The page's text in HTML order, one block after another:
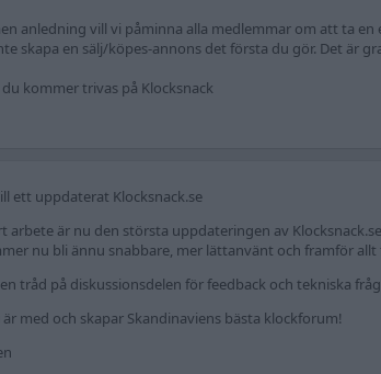
anledning vill vi påminna alla medlemmar om att ta
skapa en sälj/köpes-annons det första du gör. Det
kommer trivas på Klocksnack
ett uppdaterat Klocksnack.se
arbete är nu den största uppdateringen av
nu bli ännu snabbare, mer lättanvänt och framför
tråd på diskussionsdelen för feedback och tekniska
med och skapar Skandinaviens bästa klockforum!